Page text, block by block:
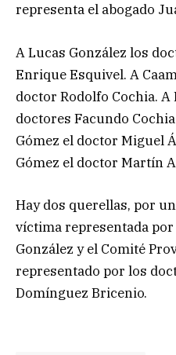
representa el abogado
A Lucas González los
Enrique Esquivel. A
doctor Rodolfo Cochia.
doctores Facundo
Gómez el doctor Miguel
Gómez el doctor Martín
Hay dos querellas, por
víctima representada
González y el Comité
representado por los
Domínguez Bricenio.